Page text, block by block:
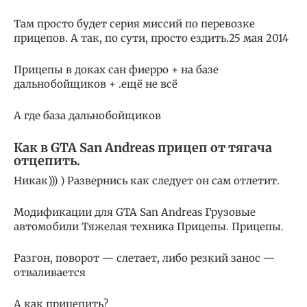
Там просто будет серия миссий по перевозке
прицепов. А так, по сути, просто ездить.25 мая 2014
Прицепы в доках сан фиерро + на базе
дальнобойщиков + .ещё не всё
А где база дальнобойщиков
Как в GTA San Andreas прицеп от тягача
отцепить.
Никак))) ) Развернись как следует он сам отлетит.
Модификации для GTA San Andreas Грузовые
автомобили Тяжелая техника Прицепы. Прицепы.
Разгон, поворот — слетает, либо резкий занос —
отваливается
А как прицепить?